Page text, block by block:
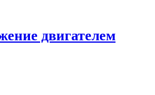
двигателем